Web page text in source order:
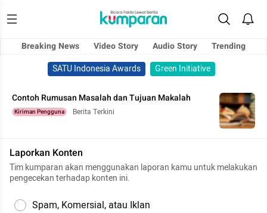
Breaking News Video Story Audio Story
Trending
SATU Indonesia Awards
Green Initiative
Contoh Rumusan Masalah dan Tujuan Makalah
Kiriman Pengguna Berita Terkini
Laporkan Konten
Tim kumparan akan menggunakan laporan kamu untuk melakukan
pengecekan terhadap konten ini.
Spam, Komersial, atau Iklan